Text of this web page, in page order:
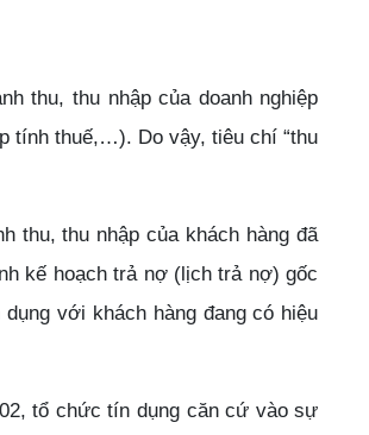
thu, thu nhập của doanh nghiệp
tính thuế,…). Do vậy, tiêu chí “thu
thu, thu nhập của khách hàng đã
kế hoạch trả nợ (lịch trả nợ) gốc
với khách hàng đang có hiệu
tổ chức tín dụng căn cứ vào sự